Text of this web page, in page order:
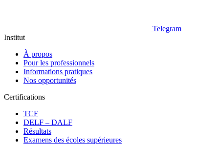
Telegram
Institut
À propos
Pour les professionnels
Informations pratiques
Nos opportunités
Certifications
TCF
DELF – DALF
Résultats
Examens des écoles supérieures